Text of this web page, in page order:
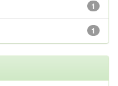
1
1